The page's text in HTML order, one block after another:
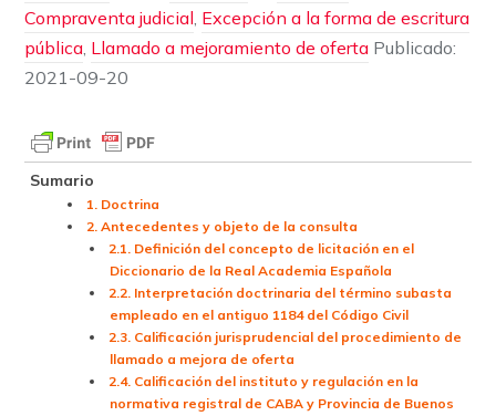
Compraventa judicial, Excepción a la forma de escritura
pública, Llamado a mejoramiento de oferta Publicado:
2021-09-20
Sumario
1. Doctrina
2. Antecedentes y objeto de la consulta
2.1. Definición del concepto de licitación en el
Diccionario de la Real Academia Española
2.2. Interpretación doctrinaria del término subasta
empleado en el antiguo 1184 del Código Civil
2.3. Calificación jurisprudencial del procedimiento de
llamado a mejora de oferta
2.4. Calificación del instituto y regulación en la
normativa registral de CABA y Provincia de Buenos